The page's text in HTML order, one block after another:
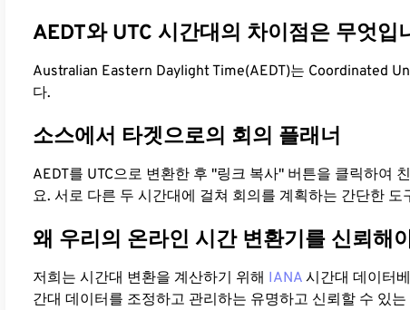
AEDT와 UTC 시간대의 차이점은 무엇입
Australian Eastern Daylight Time(AEDT)는 Coordinated
다.
소스에서 타겟으로의 회의 플래너
AEDT를 UTC으로 변환한 후 "링크 복사" 버튼을 클릭하여
요. 서로 다른 두 시간대에 걸쳐 회의를 계획하는 간단한 도
왜 우리의 온라인 시간 변환기를 신뢰해
저희는 시간대 변환을 계산하기 위해 IANA 시간대 데이터
간대 데이터를 조정하고 관리하는 유명하고 신뢰할 수 있